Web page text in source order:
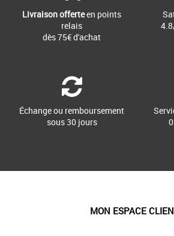
Livraison offerteen points
relais
dès 75€ d'achat
Échange ou remboursement
sous 30 jours
MON ESPACE